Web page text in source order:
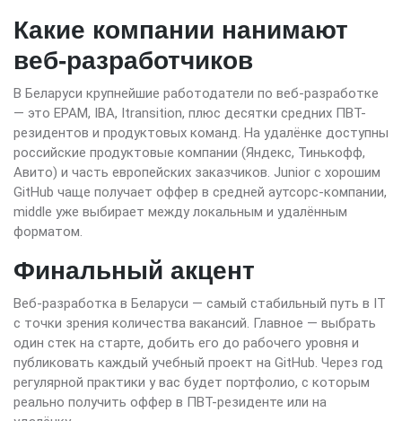
Какие компании нанимают
веб-разработчиков
В Беларуси крупнейшие работодатели по веб-разработке
— это EPAM, IBA, Itransition, плюс десятки средних ПВТ-
резидентов и продуктовых команд. На удалёнке доступны
российские продуктовые компании (Яндекс, Тинькофф,
Авито) и часть европейских заказчиков. Junior с хорошим
GitHub чаще получает оффер в средней аутсорс-компании,
middle уже выбирает между локальным и удалённым
форматом.
Финальный акцент
Веб-разработка в Беларуси — самый стабильный путь в IT
с точки зрения количества вакансий. Главное — выбрать
один стек на старте, добить его до рабочего уровня и
публиковать каждый учебный проект на GitHub. Через год
регулярной практики у вас будет портфолио, с которым
реально получить оффер в ПВТ-резиденте или на